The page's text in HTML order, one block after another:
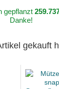
gepflanzt
Danke!
gekauft